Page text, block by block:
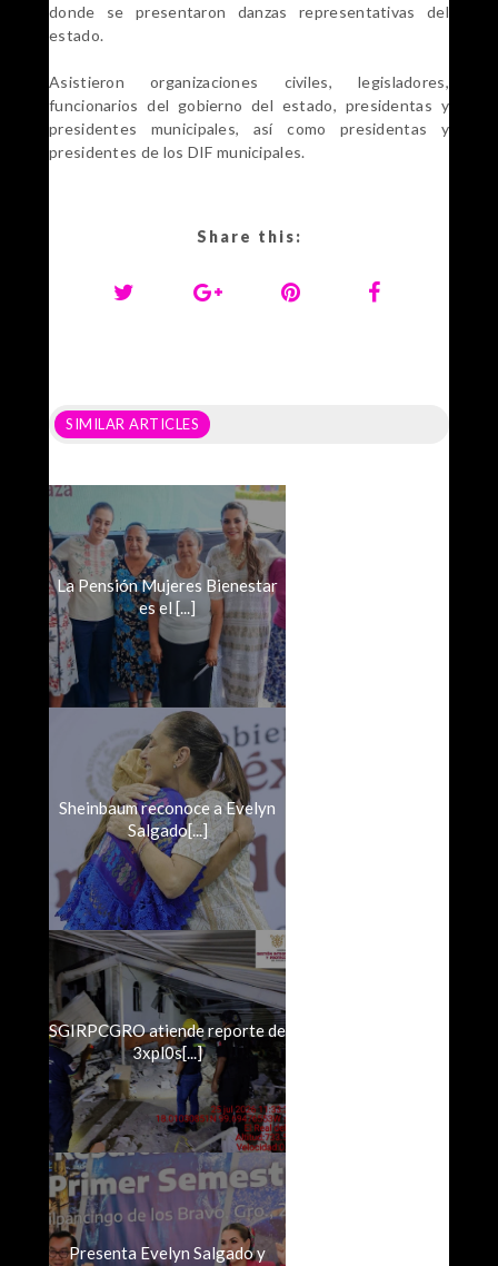
donde se presentaron danzas representativas del
estado.
Asistieron organizaciones civiles, legisladores,
funcionarios del gobierno del estado, presidentas y
presidentes municipales, así como presidentas y
presidentes de los DIF municipales.
Share this:
SIMILAR ARTICLES
La Pensión Mujeres Bienestar
es el [...]
Sheinbaum reconoce a Evelyn
Salgado[...]
SGIRPCGRO atiende reporte de
3xpl0s[...]
Presenta Evelyn Salgado y